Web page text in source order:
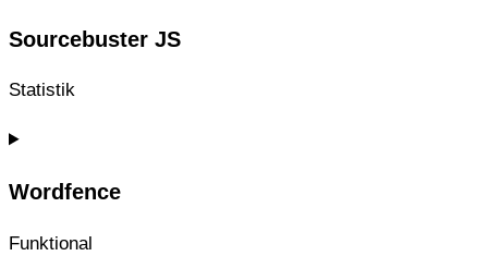
woocommerce
Sourcebuster JS
Statistik
Consent
sourcebuster-
Wordfence
Funktional